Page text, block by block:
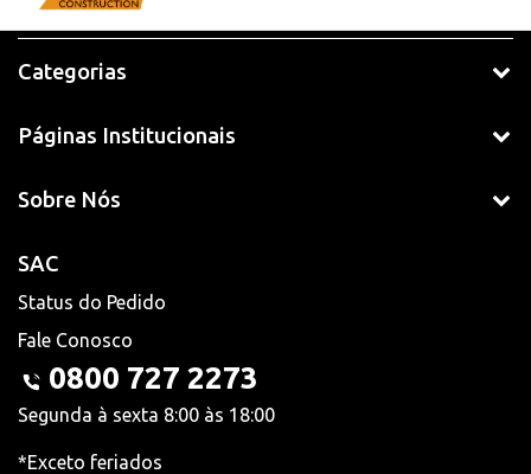
Categorias
Páginas Institucionais
Sobre Nós
SAC
Status do Pedido
Fale Conosco
0800 727 2273
Segunda à sexta 8:00 às 18:00
*Exceto feriados